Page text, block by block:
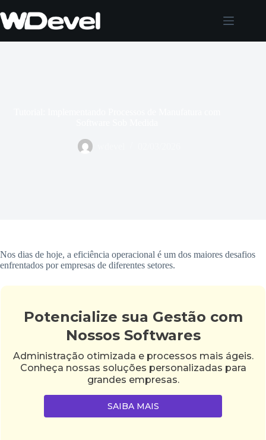
para
o
Nos dias de hoje, a eficiência operacional é um dos maiores desafios
enfrentados por empresas de diferentes setores.
Potencialize sua Gestão com
Nossos Softwares
Administração otimizada e processos mais ágeis.
Conheça nossas soluções personalizadas para
grandes empresas.
SAIBA MAIS